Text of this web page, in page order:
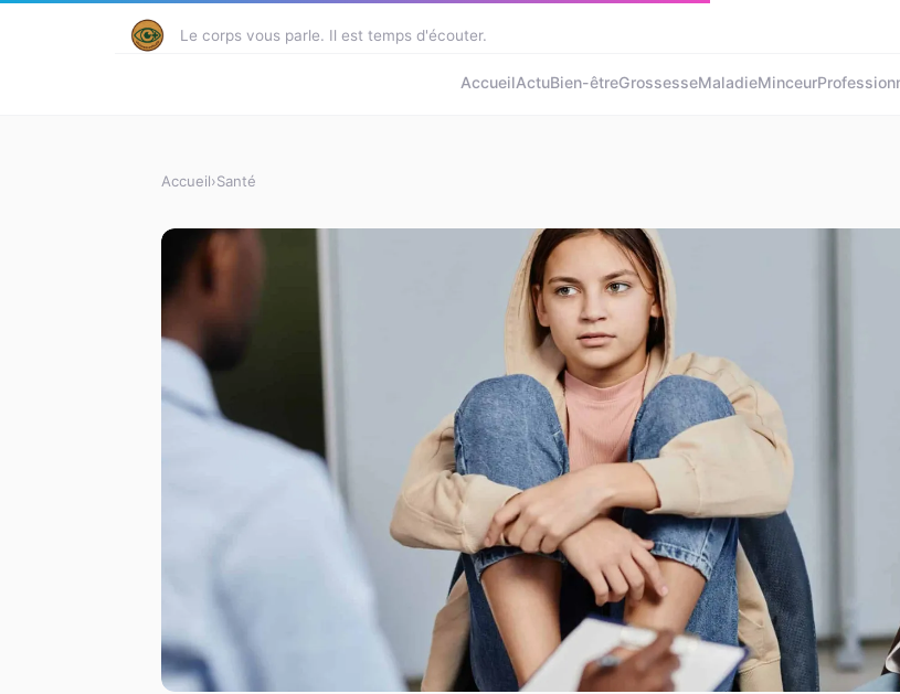
Le corps vous parle. Il est temps d'écouter.
AccueilActuBien-êtreGrossesseMaladieMinceur
Accueil›Santé